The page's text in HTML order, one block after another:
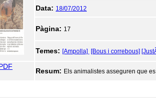
Data: 18/07/2012
Pàgina: 17
Temes: [Ampolla] [Bous i correbous]
Resum: Els animalistes asseguren que